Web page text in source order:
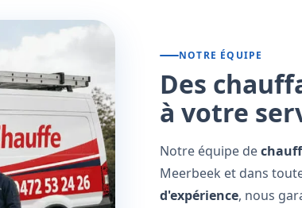
NOTRE ÉQUIPE
Des
à votre
Notre équipe de
Meerbeek et dans
d'expérience, nous